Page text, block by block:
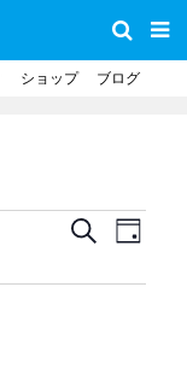
ショップ ブログ
イ
ベ
検
イ
ベ
日